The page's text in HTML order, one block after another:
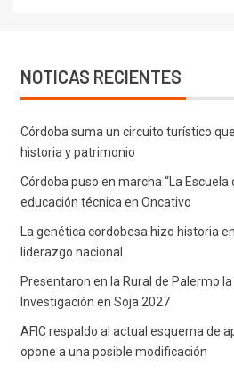
NOTICAS RECIENTES
Córdoba suma un circuito turístico
historia y patrimonio
Córdoba puso en marcha “La Escuela
educación técnica en Oncativo
La genética cordobesa hizo historia
liderazgo nacional
Presentaron en la Rural de Palermo
Investigación en Soja 2027
AFIC respaldo al actual esquema de
opone a una posible modificación